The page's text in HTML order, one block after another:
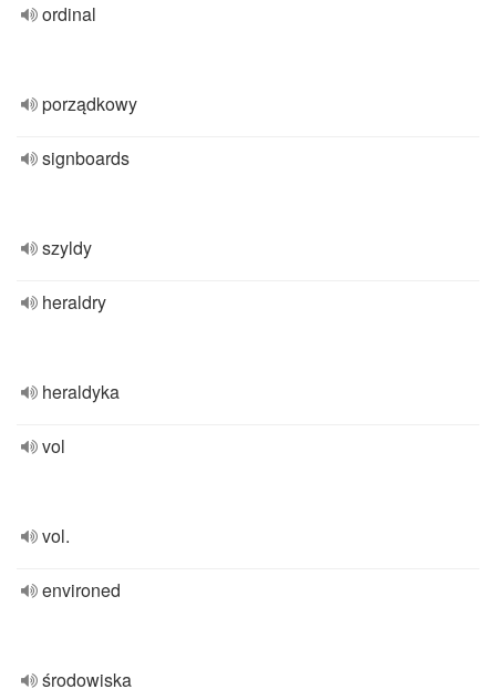
ordinal
porządkowy
signboards
szyldy
heraldry
heraldyka
vol
vol.
environed
środowiska